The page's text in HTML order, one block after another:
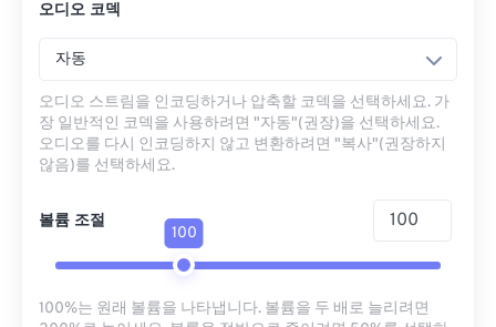
오디오 코덱
자동
오디오 스트림을 인코딩하거나 압축할 코덱을 선택하세요. 가
장 일반적인 코덱을 사용하려면 "자동"(권장)을 선택하세요.
오디오를 다시 인코딩하지 않고 변환하려면 "복사"(권장하지
않음)를 선택하세요.
볼륨 조절
100
100%는 원래 볼륨을 나타냅니다. 볼륨을 두 배로 늘리려면